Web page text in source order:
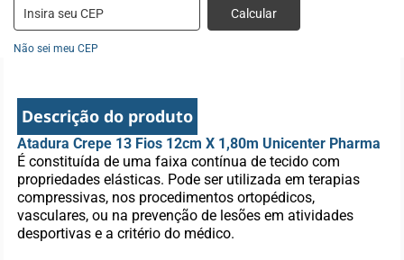
Calcular
Não sei meu CEP
Descrição do produto
Atadura Crepe 13 Fios 12cm X 1,80m Unicenter Pharma
É constituída de uma faixa contínua de tecido com
propriedades elásticas. Pode ser utilizada em terapias
compressivas, nos procedimentos ortopédicos,
vasculares, ou na prevenção de lesões em atividades
desportivas e a critério do médico.